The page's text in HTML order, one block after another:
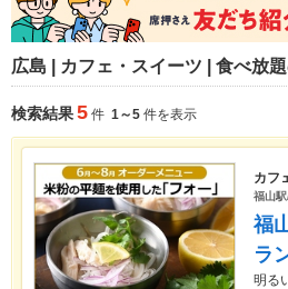
広島 | カフェ・スイーツ | 食べ放
検索結果5 件 1～5 件を表示
カフ
福山
福
ラ
明る